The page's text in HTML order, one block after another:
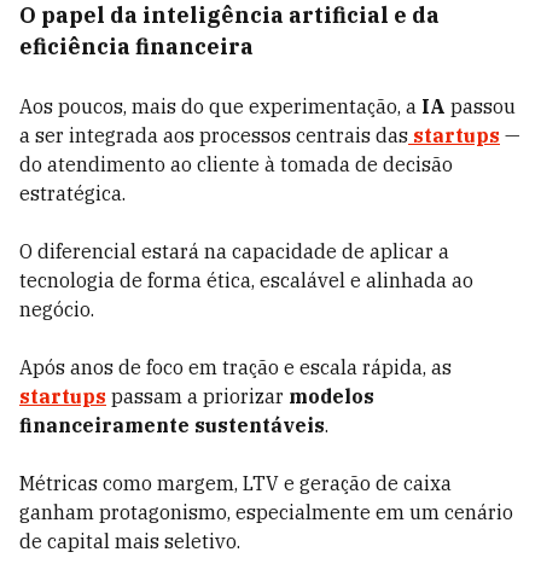
O papel da inteligência artificial e da
eficiência financeira
Aos poucos, mais do que experimentação, a IA passou
a ser integrada aos processos centrais das startups —
do atendimento ao cliente à tomada de decisão
estratégica.
O diferencial estará na capacidade de aplicar a
tecnologia de forma ética, escalável e alinhada ao
negócio.
Após anos de foco em tração e escala rápida, as
startups passam a priorizar modelos
financeiramente sustentáveis.
Métricas como margem, LTV e geração de caixa
ganham protagonismo, especialmente em um cenário
de capital mais seletivo.